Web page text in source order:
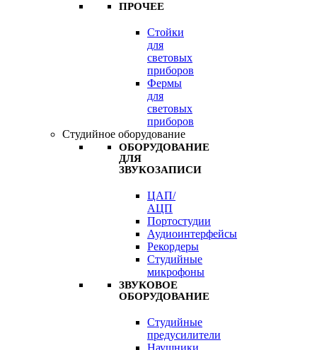
ПРОЧЕЕ
Стойки
для
световых
приборов
Фермы
для
световых
приборов
Студийное оборудование
ОБОРУДОВАНИЕ
ДЛЯ
ЗВУКОЗАПИСИ
ЦАП/
АЦП
Портостудии
Аудиоинтерфейсы
Рекордеры
Студийные
микрофоны
ЗВУКОВОЕ
ОБОРУДОВАНИЕ
Студийные
предусилители
Наушники